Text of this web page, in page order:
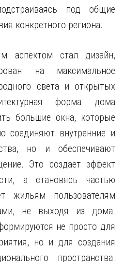
под общие
конкретного региона.
аспектом стал дизайн,
на максимальное
света и открытых
форма дома
большие окна, которые
соединяют внутренние и
но и обеспечивают
Это создает эффект
а становясь частью
жильям пользователям
не выходя из дома.
не просто для
но и для создания
пространства.